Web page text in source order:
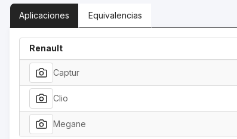
Aplicaciones Equivalencias
Renault
Captur
Clio
Megane